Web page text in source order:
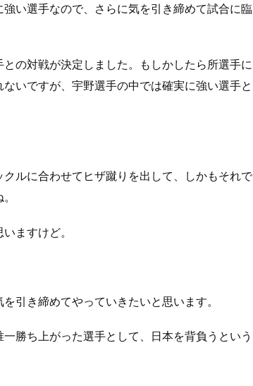
い選手なので、さらに気を引き締めて試合に臨
の対戦が決定しました。もしかしたら所選手に
いですが、宇野選手の中では確実に強い選手と
ルに合わせてヒザ蹴りを出して、しかもそれで
ますけど。
引き締めてやっていきたいと思います。
勝ち上がった選手として、日本を背負うという